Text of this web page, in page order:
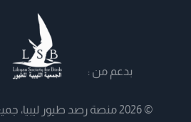
بدعم من :
© 2026 منصة رصد طيور ليبيا، جميع الحقوق محفوظة.